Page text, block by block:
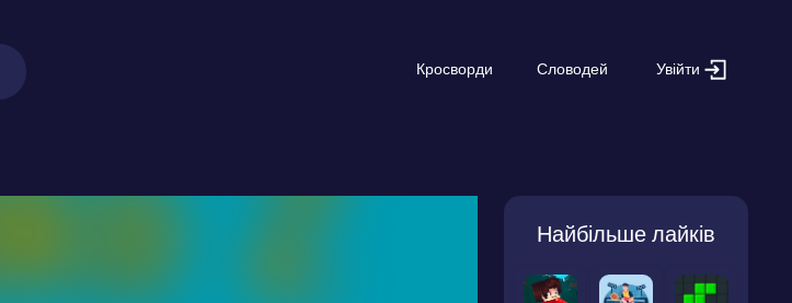
Кросворди Словодей Увійти
Найбільше лайків